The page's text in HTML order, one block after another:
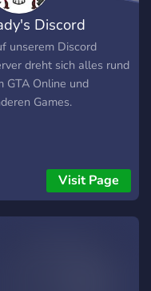
Discord
unserem Discord
dreht sich alles rund
GTA Online und
Games.
Visit Page